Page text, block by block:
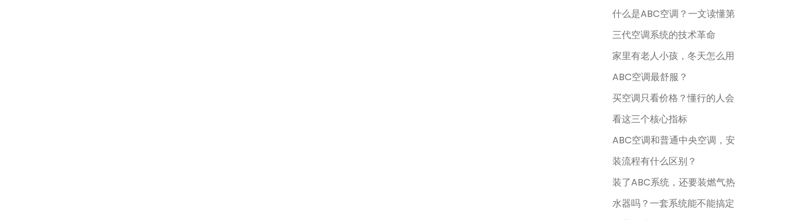
什么是ABC空调？一文读懂第
三代空调系统的技术革命
家里有老人小孩，冬天怎么用
ABC空调最舒服？
买空调只看价格？懂行的人会
看这三个核心指标
ABC空调和普通中央空调，安
装流程有什么区别？
装了ABC系统，还要装燃气热
水器吗？一套系统能不能搞定